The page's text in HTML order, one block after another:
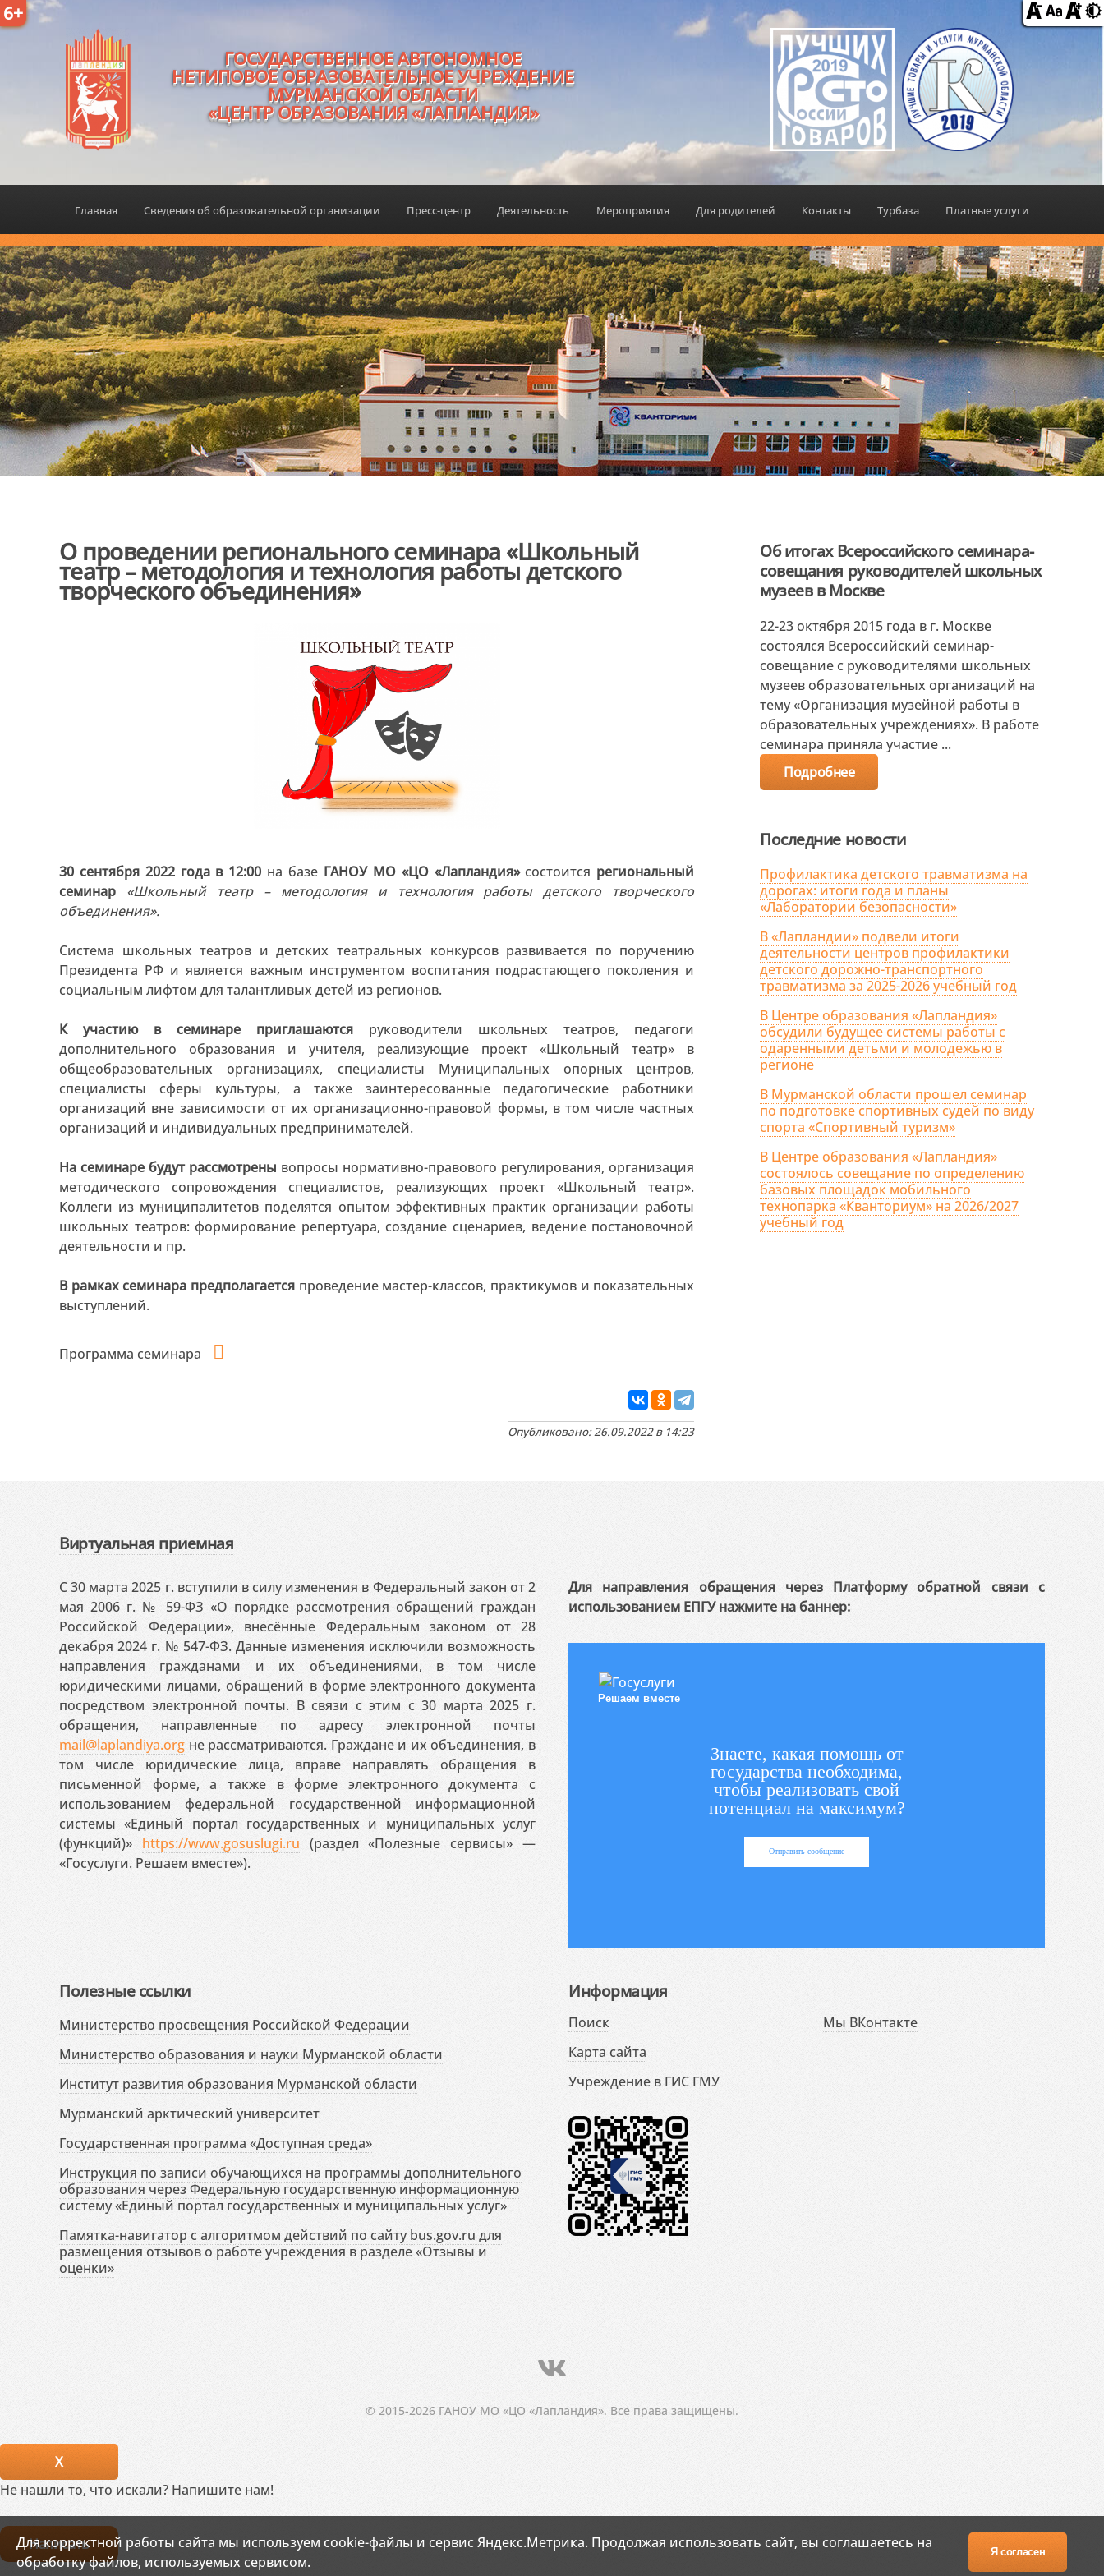
6+
ГОСУДАРСТВЕННОЕ АВТОНОМНОЕ
НЕТИПОВОЕ ОБРАЗОВАТЕЛЬНОЕ УЧРЕЖДЕНИЕ
МУРМАНСКОЙ ОБЛАСТИ
«ЦЕНТР ОБРАЗОВАНИЯ «ЛАПЛАНДИЯ»
Главная Сведения об образовательной организации Пресс-центр Деятельность Мероприятия Для родителей Контакты Турбаза Платные услуги
О проведении регионального семинара «Школьный
театр – методология и технология работы детского
творческого объединения»
30 сентября 2022 года в 12:00 на базе ГАНОУ МО «ЦО «Лапландия»состоится региональный
семинар «Школьный театр – методология и технология работы детского творческого
объединения».
Система школьных театров и детских театральных конкурсов развивается по поручению
Президента РФ и является важным инструментом воспитания подрастающего поколения и
социальным лифтом для талантливых детей из регионов.
К участию в семинаре приглашаются руководители школьных театров, педагоги
дополнительного образования и учителя, реализующие проект «Школьный театр» в
общеобразовательных организациях, специалисты Муниципальных опорных центров,
специалисты сферы культуры, а также заинтересованные педагогические работники
организаций вне зависимости от их организационно-правовой формы, в том числе частных
организаций и индивидуальных предпринимателей.
На семинаре будут рассмотрены вопросы нормативно-правового регулирования, организация
методического сопровождения специалистов, реализующих проект «Школьный театр».
Коллеги из муниципалитетов поделятся опытом эффективных практик организации работы
школьных театров: формирование репертуара, создание сценариев, ведение постановочной
деятельности и пр.
В рамках семинара предполагается проведение мастер-классов, практикумов и показательных
выступлений.
Программа семинара
Опубликовано: 26.09.2022 в 14:23
Об итогах Всероссийского семинара-
совещания руководителей школьных
музеев в Москве
22-23 октября 2015 года в г. Москве
состоялся Всероссийский семинар-
совещание с руководителями школьных
музеев образовательных организаций на
тему «Организация музейной работы в
образовательных учреждениях». В работе
семинара приняла участие ...
Подробнее
Последние новости
Профилактика детского травматизма на
дорогах: итоги года и планы
«Лаборатории безопасности»
В «Лапландии» подвели итоги
деятельности центров профилактики
детского дорожно-транспортного
травматизма за 2025-2026 учебный год
В Центре образования «Лапландия»
обсудили будущее системы работы с
одаренными детьми и молодежью в
регионе
В Мурманской области прошел семинар
по подготовке спортивных судей по виду
спорта «Спортивный туризм»
В Центре образования «Лапландия»
состоялось совещание по определению
базовых площадок мобильного
технопарка «Кванториум» на 2026/2027
учебный год
Виртуальная приемная
С 30 марта 2025 г. вступили в силу изменения в Федеральный закон от 2
мая 2006 г. № 59-ФЗ «О порядке рассмотрения обращений граждан
Российской Федерации», внесённые Федеральным законом от 28
декабря 2024 г. № 547-ФЗ. Данные изменения исключили возможность
направления гражданами и их объединениями, в том числе
юридическими лицами, обращений в форме электронного документа
посредством электронной почты. В связи с этим с 30 марта 2025 г.
обращения, направленные по адресу электронной почты
mail@laplandiya.org не рассматриваются. Граждане и их объединения, в
том числе юридические лица, вправе направлять обращения в
письменной форме, а также в форме электронного документа с
использованием федеральной государственной информационной
системы «Единый портал государственных и муниципальных услуг
(функций)» https://www.gosuslugi.ru (раздел «Полезные сервисы» —
«Госуслуги. Решаем вместе»).
Для направления обращения через Платформу обратной связи с
использованием ЕПГУ нажмите на баннер:
Решаем вместе
Знаете, какая помощь от
государства необходима,
чтобы реализовать свой
потенциал на максимум?
Отправить сообщение
Полезные ссылки
Министерство просвещения Российской Федерации
Министерство образования и науки Мурманской области
Институт развития образования Мурманской области
Мурманский арктический университет
Государственная программа «Доступная среда»
Инструкция по записи обучающихся на программы дополнительного
образования через Федеральную государственную информационную
систему «Единый портал государственных и муниципальных услуг»
Памятка-навигатор с алгоритмом действий по сайту bus.gov.ru для
размещения отзывов о работе учреждения в разделе «Отзывы и
оценки»
Информация
Поиск
Карта сайта
Учреждение в ГИС ГМУ
Мы ВКонтакте
© 2015-2026 ГАНОУ МО «ЦО «Лапландия». Все права защищены.
Для корректной работы сайта мы используем cookie-файлы и сервис Яндекс.Метрика. Продолжая использовать сайт, вы соглашаетесь на
обработку файлов, используемых сервисом.
Я согласен
X
Не нашли то, что искали? Напишите нам!
Написать